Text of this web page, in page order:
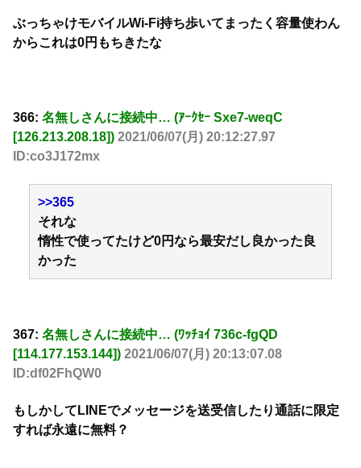
ぶっちゃけモバイルWi-Fi持ち歩いてまったく容量使わん
からこれは0円もちきたな
366: 名無しさんに接続中… (ｱｰｸｾｰ Sxe7-weqC
[126.213.208.18]) 2021/06/07(月) 20:12:27.97
ID:co3J172mx
>>365
それな
惰性で使ってたけど0円なら最安だし良かった良
かった
367: 名無しさんに接続中… (ﾜｯﾁｮｲ 736c-fgQD
[114.177.153.144]) 2021/06/07(月) 20:13:07.08
ID:df02FhQW0
もしかしてLINEでメッセージを送受信したり通話に限定
すれば永遠に無料？